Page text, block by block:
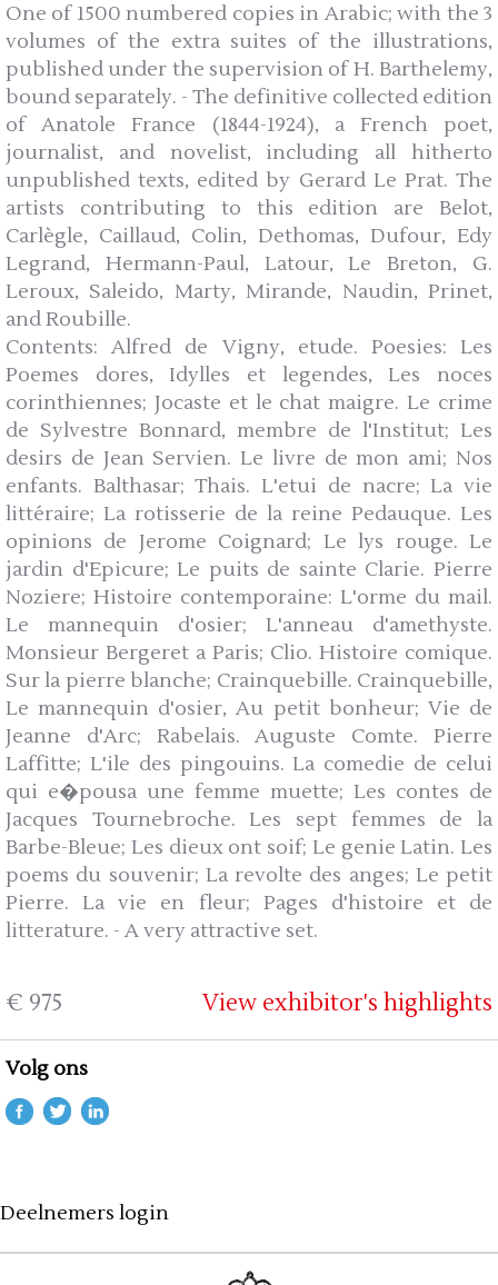
One of 1500 numbered copies in Arabic; with the 3
volumes of the extra suites of the illustrations,
published under the supervision of H. Barthelemy,
bound separately. - The definitive collected edition
of Anatole France (1844-1924), a French poet,
journalist, and novelist, including all hitherto
unpublished texts, edited by Gerard Le Prat. The
artists contributing to this edition are Belot,
Carlègle, Caillaud, Colin, Dethomas, Dufour, Edy
Legrand, Hermann-Paul, Latour, Le Breton, G.
Leroux, Saleido, Marty, Mirande, Naudin, Prinet,
and Roubille.
Contents: Alfred de Vigny, etude. Poesies: Les
Poemes dores, Idylles et legendes, Les noces
corinthiennes; Jocaste et le chat maigre. Le crime
de Sylvestre Bonnard, membre de l'Institut; Les
desirs de Jean Servien. Le livre de mon ami; Nos
enfants. Balthasar; Thais. L'etui de nacre; La vie
littéraire; La rotisserie de la reine Pedauque. Les
opinions de Jerome Coignard; Le lys rouge. Le
jardin d'Epicure; Le puits de sainte Clarie. Pierre
Noziere; Histoire contemporaine: L'orme du mail.
Le mannequin d'osier; L'anneau d'amethyste.
Monsieur Bergeret a Paris; Clio. Histoire comique.
Sur la pierre blanche; Crainquebille. Crainquebille,
Le mannequin d'osier, Au petit bonheur; Vie de
Jeanne d'Arc; Rabelais. Auguste Comte. Pierre
Laffitte; L'ile des pingouins. La comedie de celui
qui e�pousa une femme muette; Les contes de
Jacques Tournebroche. Les sept femmes de la
Barbe-Bleue; Les dieux ont soif; Le genie Latin. Les
poems du souvenir; La revolte des anges; Le petit
Pierre. La vie en fleur; Pages d'histoire et de
litterature. - A very attractive set.
€ 975 View exhibitor's highlights
Volg ons
Deelnemers login